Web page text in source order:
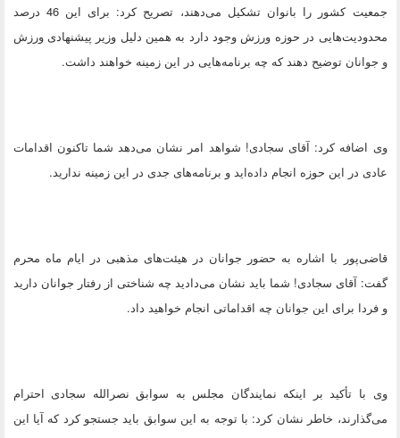
جمعیت کشور را بانوان تشکیل می‌دهند، تصریح کرد: برای این 46 درصد
محدودیت‌هایی در حوزه ورزش وجود دارد به همین دلیل وزیر پیشنهادی ورزش
و جوانان توضیح دهند که چه برنامه‌هایی در این زمینه خواهند داشت.
وی اضافه کرد: آقای سجادی! شواهد امر نشان می‌دهد شما تاکنون اقدامات
عادی در این حوزه انجام داده‌اید و برنامه‌های جدی در این زمینه ندارید.
قاضی‌پور با اشاره به حضور جوانان در هیئت‌های مذهبی در ایام ماه محرم
گفت: آقای سجادی! شما باید نشان می‌دادید چه شناختی از رفتار جوانان دارید
و فردا برای این جوانان چه اقداماتی انجام خواهید داد.
وی با تأکید بر اینکه نمایندگان مجلس به سوابق نصر‌الله سجادی احترام
می‌گذارند، خاطر نشان کرد: با توجه به این سوابق باید جستجو کرد که آیا این